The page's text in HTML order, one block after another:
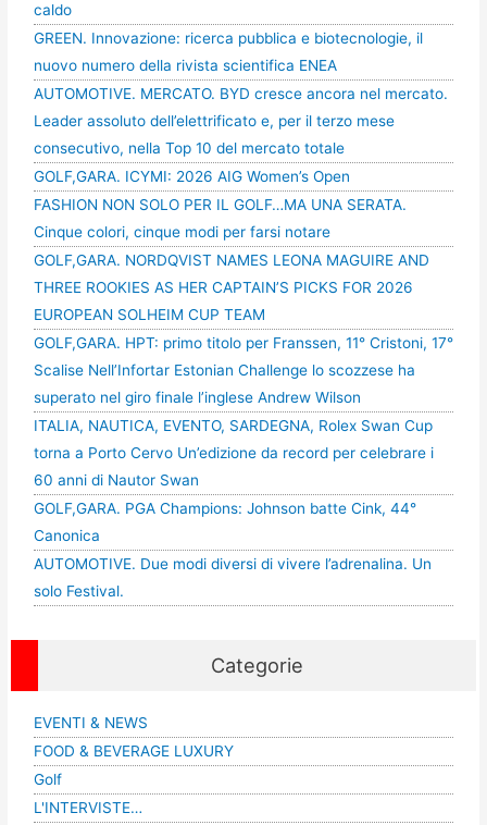
caldo
GREEN. Innovazione: ricerca pubblica e biotecnologie, il
nuovo numero della rivista scientifica ENEA
AUTOMOTIVE. MERCATO. BYD cresce ancora nel mercato.
Leader assoluto dell’elettrificato e, per il terzo mese
consecutivo, nella Top 10 del mercato totale
GOLF,GARA. ICYMI: 2026 AIG Women’s Open
FASHION NON SOLO PER IL GOLF…MA UNA SERATA.
Cinque colori, cinque modi per farsi notare
GOLF,GARA. NORDQVIST NAMES LEONA MAGUIRE AND
THREE ROOKIES AS HER CAPTAIN’S PICKS FOR 2026
EUROPEAN SOLHEIM CUP TEAM
GOLF,GARA. HPT: primo titolo per Franssen, 11° Cristoni, 17°
Scalise Nell’Infortar Estonian Challenge lo scozzese ha
superato nel giro finale l’inglese Andrew Wilson
ITALIA, NAUTICA, EVENTO, SARDEGNA, Rolex Swan Cup
torna a Porto Cervo Un’edizione da record per celebrare i
60 anni di Nautor Swan
GOLF,GARA. PGA Champions: Johnson batte Cink, 44°
Canonica
AUTOMOTIVE. Due modi diversi di vivere l’adrenalina. Un
solo Festival.
Categorie
EVENTI & NEWS
FOOD & BEVERAGE LUXURY
Golf
L'INTERVISTE…